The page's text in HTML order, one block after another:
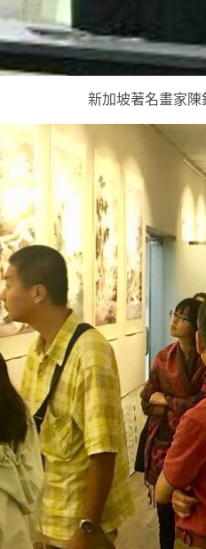
新加坡著名畫家陳